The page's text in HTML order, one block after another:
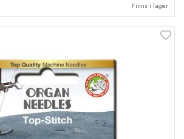
Finns i lager